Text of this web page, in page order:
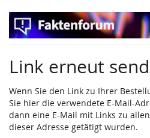
Zum
Haupt-
Inhalt
Link erneut
Wenn Sie den Link zu Ihrer
Sie hier die verwendete E-Mail-
dann eine E-Mail mit Links zu
dieser Adresse getätigt wurden.